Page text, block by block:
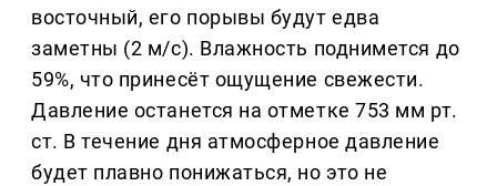
восточный, его порывы будут едва
заметны (2 м/с). Влажность поднимется до
59%, что принесёт ощущение свежести.
Давление останется на отметке 753 мм рт.
ст. В течение дня атмосферное давление
будет плавно понижаться, но это не